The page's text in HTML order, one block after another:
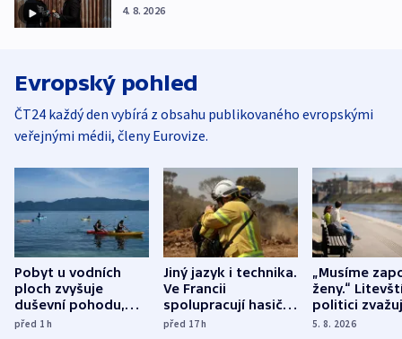
4. 8. 2026
Evropský pohled
ČT24 každý den vybírá z obsahu publikovaného evropskými
veřejnými médii, členy Eurovize.
Pobyt u vodních
ploch zvyšuje
duševní pohodu,
ukázala
před 1h
Jiný jazyk i technika.
Ve Francii
spolupracují hasiči z
různých zemí
před 17h
„Musíme
ženy.“
politici
dohodu o
5. 8. 2026